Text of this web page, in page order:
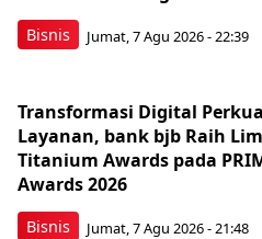
Bisnis Jumat, 7 Agu 2026 - 22:39
Bisnis
Transformasi Digital
Layanan, bank bjb Raih
Titanium Awards pada
Awards 2026
Jumat, 7 Agu 2026 - 21:48